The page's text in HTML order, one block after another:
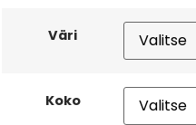
Väri
Koko